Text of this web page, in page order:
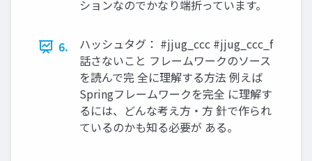
ションなのでかなり端折っています。
6.
ハッシュタグ： #jjug_ccc #jjug_ccc_f
話さないこと フレームワークのソース
を読んで完 全に理解する方法 例えば
Springフレームワークを完全 に理解す
るには、どんな考え方・方 針で作られ
ているのかも知る必要が ある。